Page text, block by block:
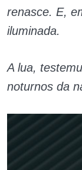
renasce. E,
iluminada.
A lua,
noturnos da